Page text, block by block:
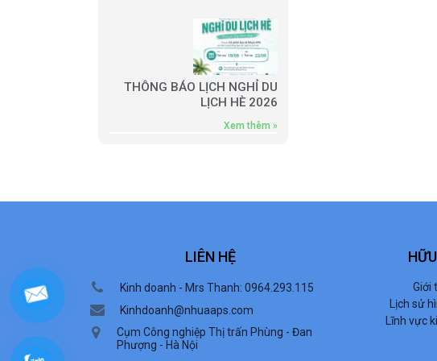
THÔNG BÁO LỊCH NGHỈ DU
LỊCH HÈ 2026
Xem thêm »
LIÊN HỆ
Kinh doanh - Mrs Thanh: 0964.293.115
Kinhdoanh@nhuaaps.com
Cụm Công nghiệp Thị trấn Phùng - Đan
Phượng - Hà Nội
Giới
Lịch sử
Lĩnh vực